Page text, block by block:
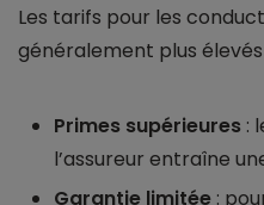
Les tarifs pour les
généralement plus élevés
Primes supérieures :
l’assureur entraîne
Garantie limitée :